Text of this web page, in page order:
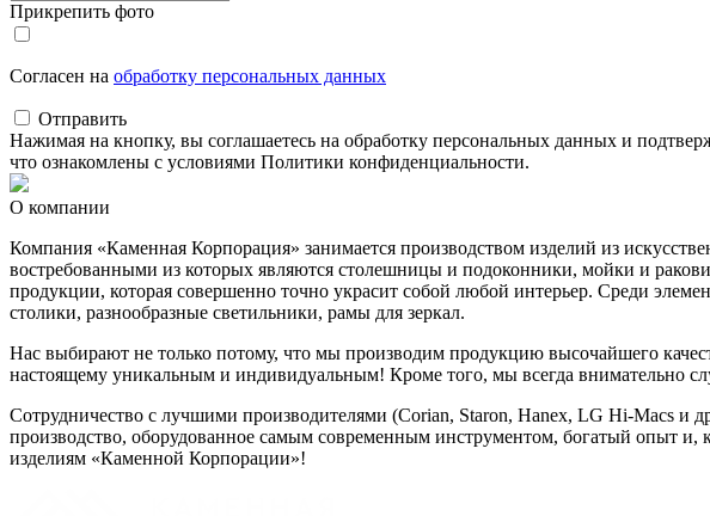
Прикрепить фото
Согласен на обработку персональных данных
Отправить
Нажимая на кнопку, вы соглашаетесь на обработку персональных данных и
что ознакомлены с условиями Политики конфиденциальности.
О компании
Компания «Каменная Корпорация» занимается производством изделий из
востребованными из которых являются столешницы и подоконники, мойки и
продукции, которая совершенно точно украсит собой любой интерьер. Среди
столики, разнообразные светильники, рамы для зеркал.
Нас выбирают не только потому, что мы производим продукцию высочайшего
настоящему уникальным и индивидуальным! Кроме того, мы всегда внимательно
Сотрудничество с лучшими производителями (Corian, Staron, Hanex, LG Hi-Macs и
производство, оборудованное самым современным инструментом, богатый опыт
изделиям «Каменной Корпорации»!